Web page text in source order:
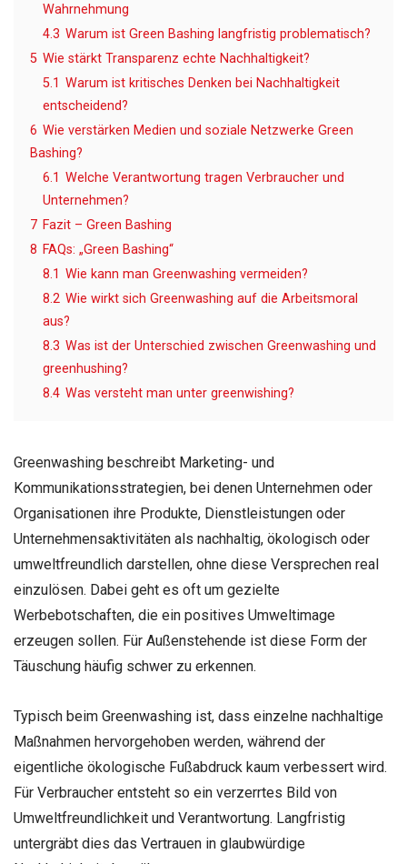
Wahrnehmung
4.3 Warum ist Green Bashing langfristig problematisch?
5 Wie stärkt Transparenz echte Nachhaltigkeit?
5.1 Warum ist kritisches Denken bei Nachhaltigkeit
entscheidend?
6 Wie verstärken Medien und soziale Netzwerke Green
Bashing?
6.1 Welche Verantwortung tragen Verbraucher und
Unternehmen?
7 Fazit – Green Bashing
8 FAQs: „Green Bashing“
8.1 Wie kann man Greenwashing vermeiden?
8.2 Wie wirkt sich Greenwashing auf die Arbeitsmoral
aus?
8.3 Was ist der Unterschied zwischen Greenwashing und
greenhushing?
8.4 Was versteht man unter greenwishing?
Greenwashing beschreibt Marketing- und
Kommunikationsstrategien, bei denen Unternehmen oder
Organisationen ihre Produkte, Dienstleistungen oder
Unternehmensaktivitäten als nachhaltig, ökologisch oder
umweltfreundlich darstellen, ohne diese Versprechen real
einzulösen. Dabei geht es oft um gezielte
Werbebotschaften, die ein positives Umweltimage
erzeugen sollen. Für Außenstehende ist diese Form der
Täuschung häufig schwer zu erkennen.
Typisch beim Greenwashing ist, dass einzelne nachhaltige
Maßnahmen hervorgehoben werden, während der
eigentliche ökologische Fußabdruck kaum verbessert wird.
Für Verbraucher entsteht so ein verzerrtes Bild von
Umweltfreundlichkeit und Verantwortung. Langfristig
untergräbt dies das Vertrauen in glaubwürdige